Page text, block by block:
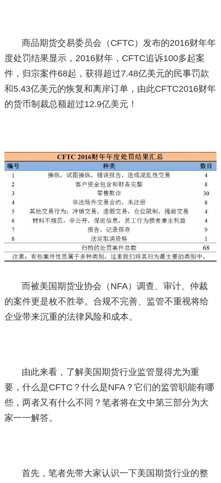
商品期货交易委员会（CFTC）发布的2016财年年
度处罚结果显示，2016财年，CFTC追诉100多起案
件，归宗案件68起，获得超过7.48亿美元的民事罚款
和5.43亿美元的恢复和离岸订单，由此CFTC2016财年
的货币制裁总额超过12.9亿美元！
而被美国期货业协会（NFA）调查、审计、仲裁
的案件更是枚不胜举。合规不完善、监管不重视将给
企业带来沉重的法律风险和成本。
由此来看，了解美国期货行业监管显得尤为重
要，什么是CFTC？什么是NFA？它们的监管职能有哪
些，两者又有什么不同？笔者将在文中第三部分为大
家一一解答。
首先，笔者先带大家认识一下美国期货行业的整